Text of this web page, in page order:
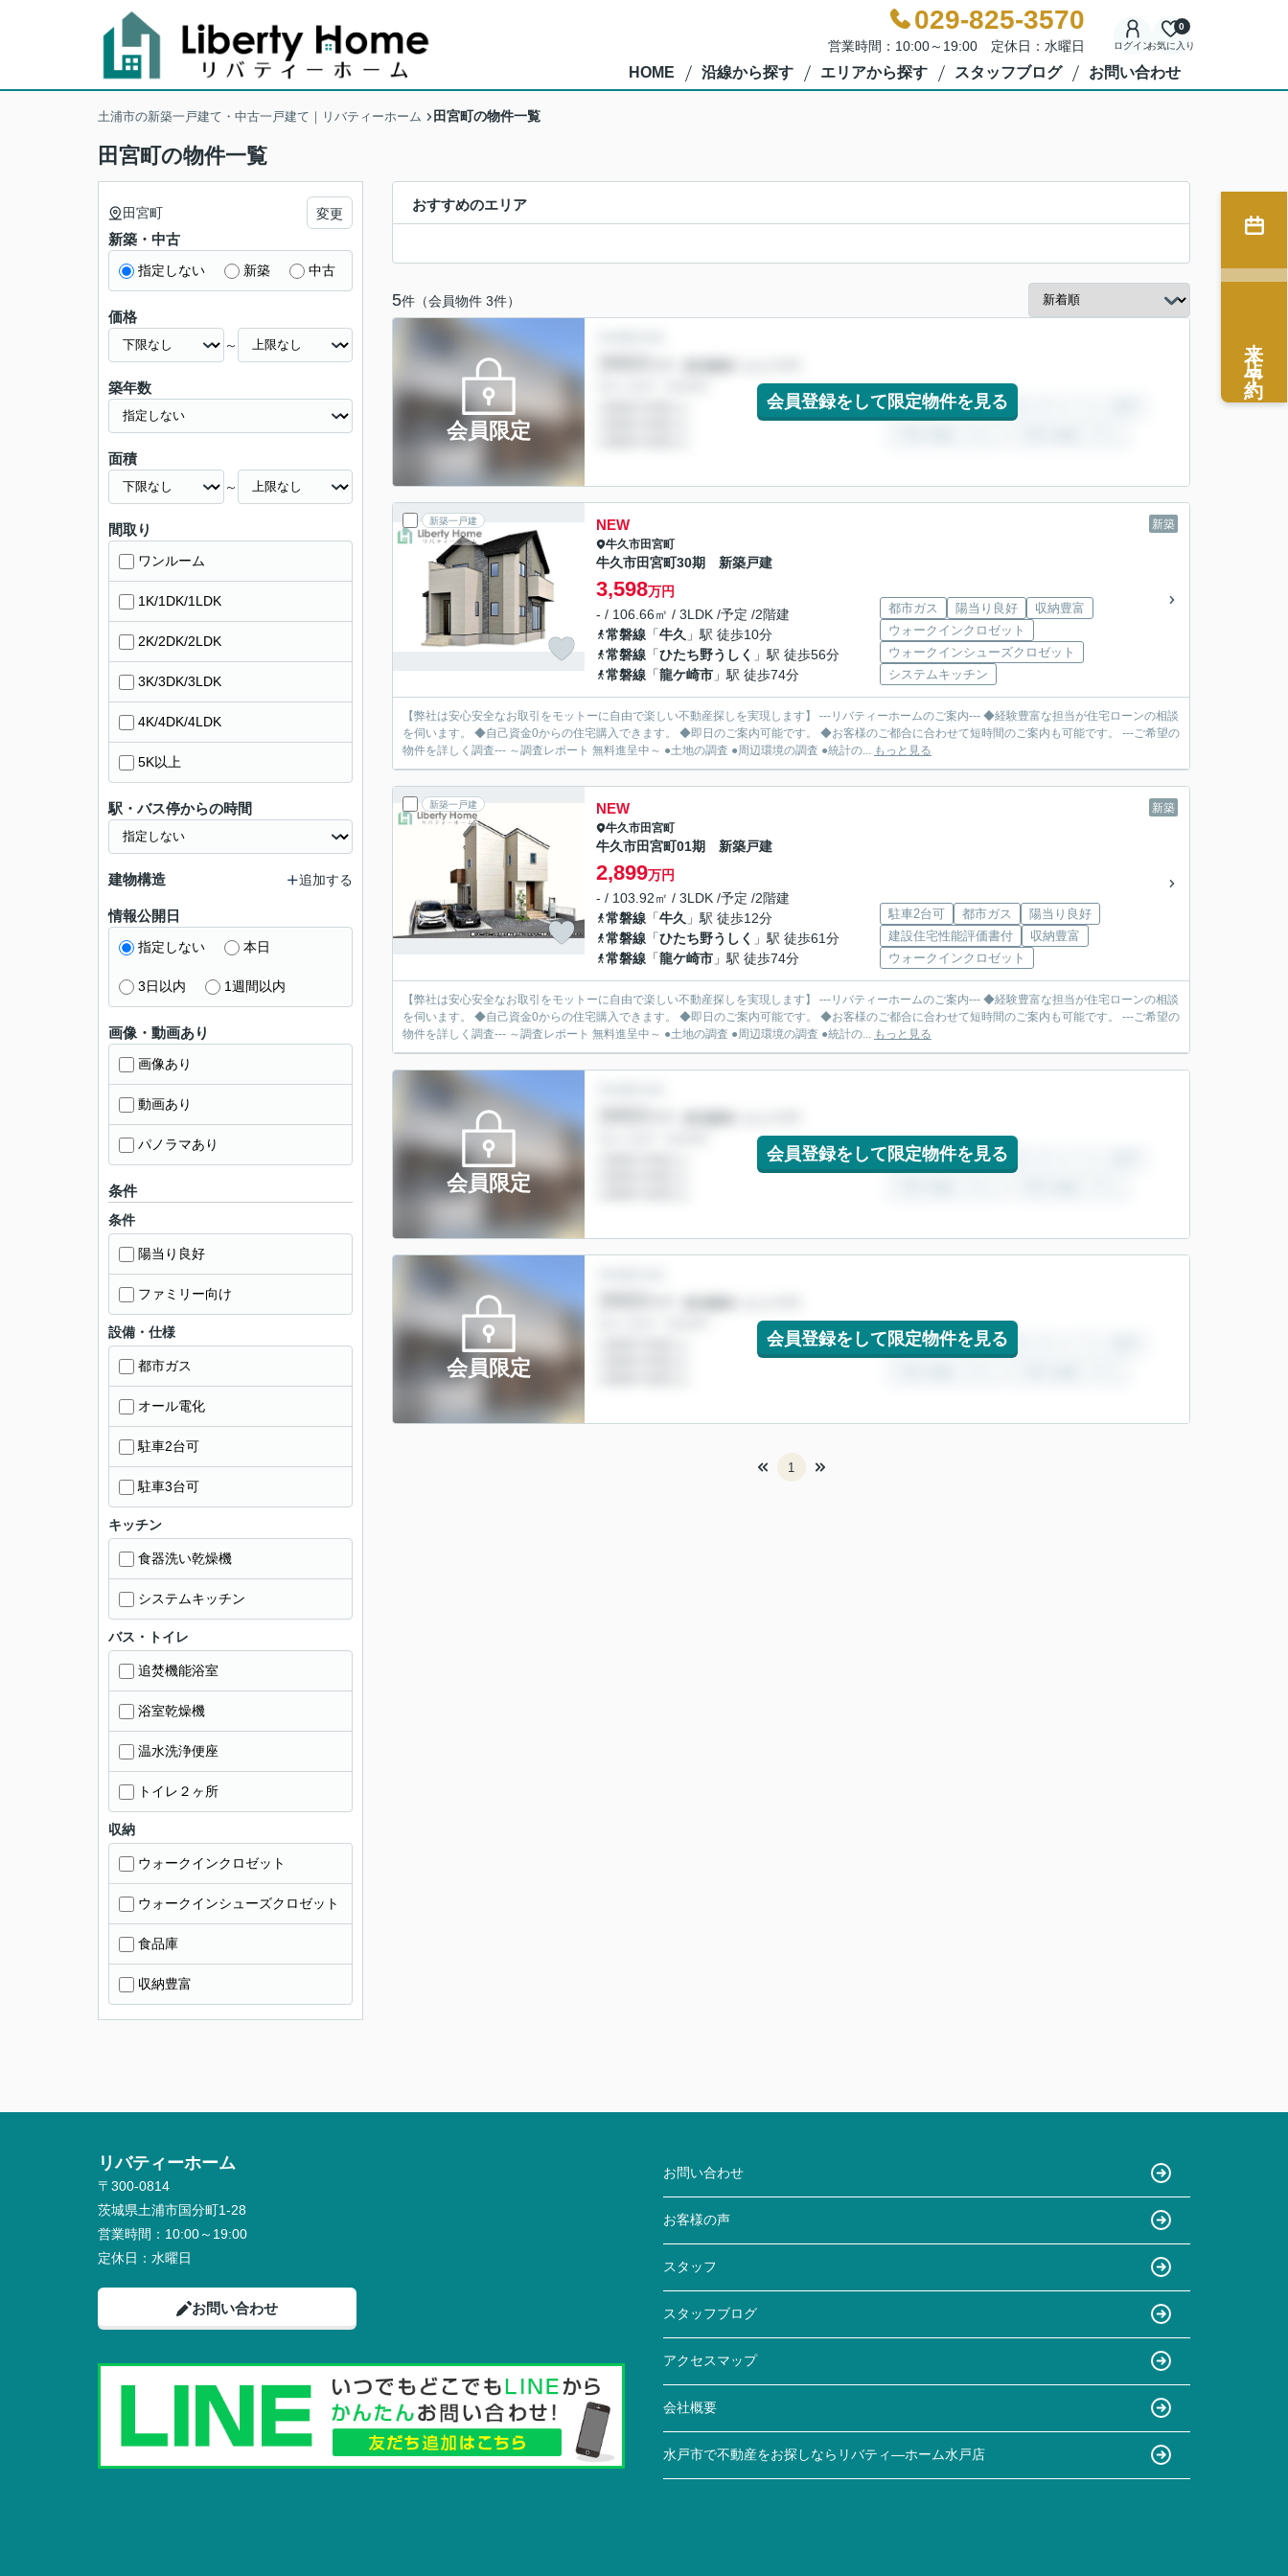
029-825-3570
営業時間：10:00～19:00 定休日：水曜日 ログインお気に入り
0
HOME 沿線から探す エリアから探す スタッフブログ お問い合わせ
土浦市の新築一戸建て・中古一戸建て｜リバティーホーム 田宮町の物件一覧
田宮町の物件一覧
おすすめのエリア
5件（会員物件 3件）
会員限定
会員登録をして限定物件を見る
新築一戸建 新築
NEW
牛久市田宮町
牛久市田宮町30期 新築戸建
3,598万円
- / 106.66㎡ / 3LDK /予定 /2階建
常磐線 「牛久 」駅 徒歩10分
常磐線 「ひたち野うしく 」駅 徒歩56分
常磐線 「龍ケ崎市 」駅 徒歩74分
都市ガス 陽当り良好
収納豊富
ウォークインクロゼット
ウォークインシューズクロゼット
システムキッチン
【弊社は安心安全なお取引をモットーに自由で楽しい不動産探しを実現します】 ---リバティーホームのご案内--- ◆経験豊富な担当が住宅ローンの相談
を伺います。 ◆自己資金0からの住宅購入できます。 ◆即日のご案内可能です。 ◆お客様のご都合に合わせて短時間のご案内も可能です。 ---ご希望の
物件を詳しく調査--- ～調査レポート 無料進呈中～ ●土地の調査 ●周辺環境の調査 ●統計の... もっと見る
新築一戸建 新築
NEW
牛久市田宮町
牛久市田宮町01期 新築戸建
2,899万円
- / 103.92㎡ / 3LDK /予定 /2階建
常磐線 「牛久 」駅 徒歩12分
常磐線 「ひたち野うしく 」駅 徒歩61分
常磐線 「龍ケ崎市 」駅 徒歩74分
駐車2台可 都市ガス
陽当り良好
建設住宅性能評価書付
収納豊富
ウォークインクロゼット
【弊社は安心安全なお取引をモットーに自由で楽しい不動産探しを実現します】 ---リバティーホームのご案内--- ◆経験豊富な担当が住宅ローンの相談
を伺います。 ◆自己資金0からの住宅購入できます。 ◆即日のご案内可能です。 ◆お客様のご都合に合わせて短時間のご案内も可能です。 ---ご希望の
物件を詳しく調査--- ～調査レポート 無料進呈中～ ●土地の調査 ●周辺環境の調査 ●統計の... もっと見る
会員限定
会員登録をして限定物件を見る
会員限定
会員登録をして限定物件を見る
1
田宮町 変更
新築・中古
指定しない 新築 中古
価格
～
築年数
面積
～
間取り
ワンルーム
1K/1DK/1LDK
2K/2DK/2LDK
3K/3DK/3LDK
4K/4DK/4LDK
5K以上
駅・バス停からの時間
建物構造 追加する
情報公開日
指定しない 本日
3日以内 1週間以内
画像・動画あり
画像あり
動画あり
パノラマあり
条件
条件
陽当り良好
ファミリー向け
設備・仕様
都市ガス
オール電化
駐車2台可
駐車3台可
キッチン
食器洗い乾燥機
システムキッチン
バス・トイレ
追焚機能浴室
浴室乾燥機
温水洗浄便座
トイレ２ヶ所
収納
ウォークインクロゼット
ウォークインシューズクロゼット
食品庫
収納豊富
来店予約
リバティーホーム
〒300-0814
茨城県土浦市国分町1-28
営業時間： 10:00～19:00
定休日： 水曜日
お問い合わせ
お問い合わせ
お客様の声
スタッフ
スタッフブログ
アクセスマップ
会社概要
水戸市で不動産をお探しならリバティ―ホーム水戸店